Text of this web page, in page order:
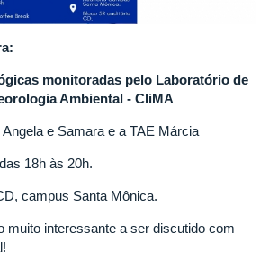
monitoradas pelo Laboratório de
Ambiental - CliMA
e Samara e a TAE Márcia
18h às 20h.
campus Santa Mônica.
muito interessante a ser discutido com